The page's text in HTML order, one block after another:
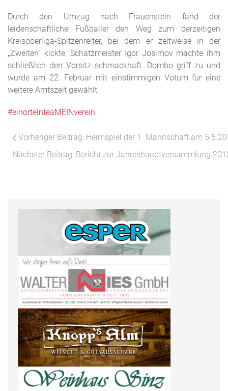
Durch den Umzug nach Frauenstein fand der
leidenschaftliche Fußballer den Weg zum derzeitigen
Kreisoberliga-Spitzenreiter, bei dem er zeitweise in der
„Zweiten“ kickte. Schatzmeister Igor Josimov machte ihm
schließlich den Vorsitz schmackhaft. Dombo griff zu und
wurde am 22. Februar mit einstimmigen Votum für eine
weitere Amtszeit gewählt.
#einorteinteaMEINverein
Vorheriger Beitrag: Heimspiel der 1. Mannschaft am
Nächster Beitrag: Bericht zur Jahreshauptversammlung